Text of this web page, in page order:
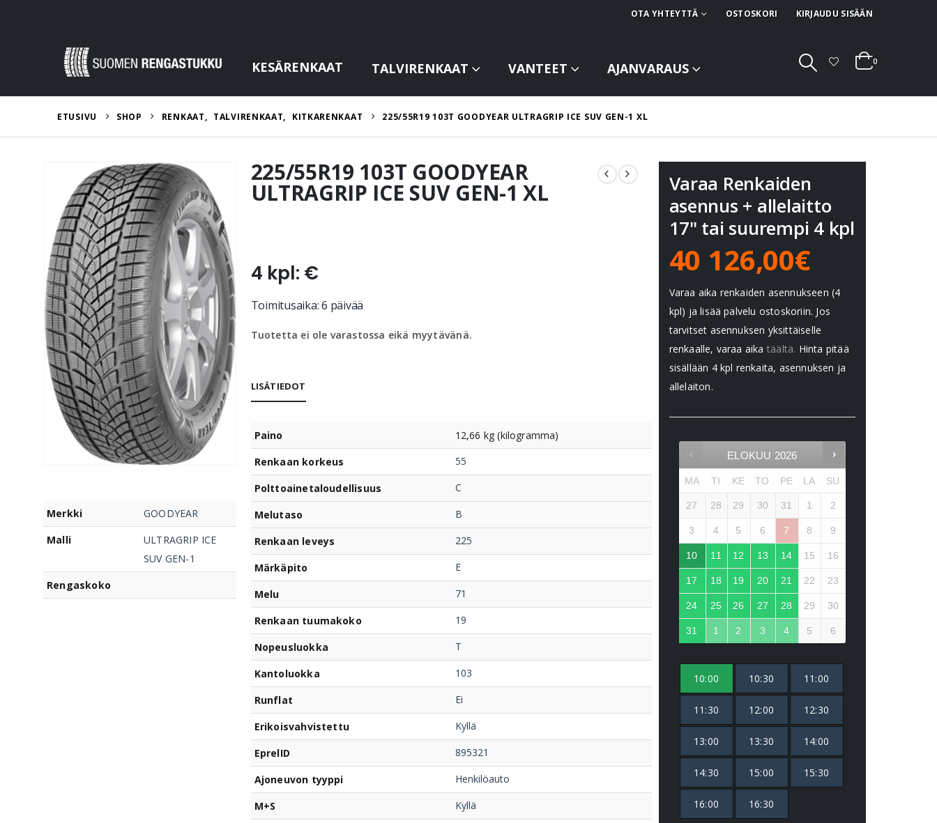
OTA YHTEYTTÄ OSTOSKORI KIRJAUDU SISÄÄN
KESÄRENKAAT TALVIRENKAAT VANTEET AJANVARAUS 0
ETUSIVU SHOP RENKAAT, TALVIRENKAAT, KITKARENKAAT 225/55R19 103T GOODYEAR ULTRAGRIP ICE SUV GEN-1 XL
Merkki
GOODYEAR
Malli
ULTRAGRIP ICE
SUV GEN-1
Rengaskoko
225/55R19 103T GOODYEAR
ULTRAGRIP ICE SUV GEN-1 XL
4 kpl: €
Toimitusaika: 6 päivää
Tuotetta ei ole varastossa eikä myytävänä.
LISÄTIEDOT
Paino
12,66 kg (kilogramma)
Renkaan korkeus
55
Polttoainetaloudellisuus C
Melutaso B
Renkaan leveys 225
Märkäpito E
Melu 71
Renkaan tuumakoko 19
Nopeusluokka T
Kantoluokka 103
Runflat Ei
Erikoisvahvistettu Kyllä
EprelID 895321
Ajoneuvon tyyppi Henkilöauto
M+S Kyllä
Varaa Renkaiden
asennus + allelaitto
17" tai suurempi 4 kpl
40 126,00€
Varaa aika renkaiden asennukseen (4
kpl) ja lisää palvelu ostoskoriin. Jos
tarvitset asennuksen yksittäiselle
renkaalle, varaa aika täältä. Hinta pitää
sisällään 4 kpl renkaita, asennuksen ja
allelaiton.
ELOKUU 2026
MA TI KE TO PE LA SU
27 28 29 30 31 1 2
3 4 5 6 7 8 9
10 11 12 13 14 15 16
17 18 19 20 21 22 23
24 25 26 27 28 29 30
31 1 2 3 4 5 6
10:00 10:30 11:00
11:30 12:00 12:30
13:00 13:30 14:00
14:30 15:00 15:30
16:00 16:30